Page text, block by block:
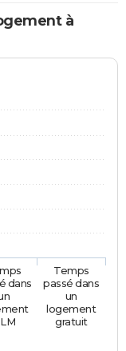
à
dans
Temps
passé dans
un
logement
gratuit